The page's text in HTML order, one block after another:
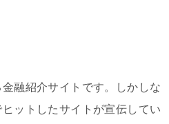
融紹介サイトです。しかしな
ットしたサイトが宣伝してい